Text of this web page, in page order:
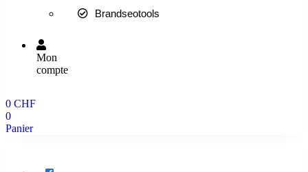
Brandseotools
Mon
compte
0 CHF
0
Panier